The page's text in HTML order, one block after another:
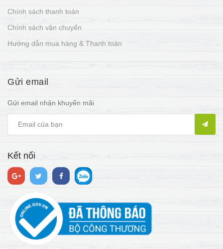
Chính sách thanh toán
Chính sách vận chuyển
Hướng dẫn mua hàng & Thanh toán
Gửi email
Gửi email nhận khuyến mãi
Kết nối